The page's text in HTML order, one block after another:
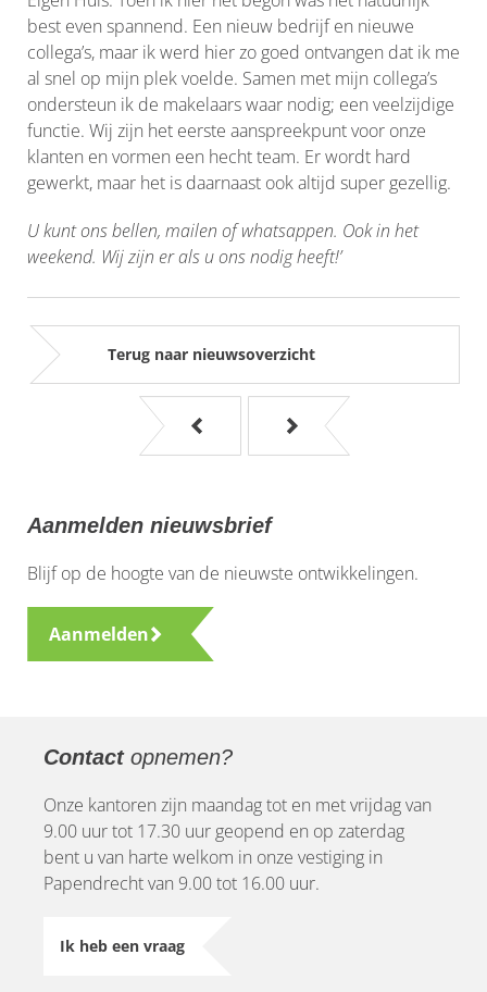
best even spannend. Een nieuw bedrijf en nieuwe
collega’s, maar ik werd hier zo goed ontvangen dat ik me
al snel op mijn plek voelde. Samen met mijn collega’s
ondersteun ik de makelaars waar nodig; een veelzijdige
functie. Wij zijn het eerste aanspreekpunt voor onze
klanten en vormen een hecht team. Er wordt hard
gewerkt, maar het is daarnaast ook altijd super gezellig.
U kunt ons bellen, mailen of whatsappen. Ook in het
weekend. Wij zijn er als u ons nodig heeft!’
Terug naar nieuwsoverzicht
Aanmelden nieuwsbrief
Blijf op de hoogte van de nieuwste ontwikkelingen.
Aanmelden
Contactopnemen?
Onze kantoren zijn maandag tot en met vrijdag van
9.00 uur tot 17.30 uur geopend en op zaterdag
bent u van harte welkom in onze vestiging in
Papendrecht van 9.00 tot 16.00 uur.
Ik heb een vraag